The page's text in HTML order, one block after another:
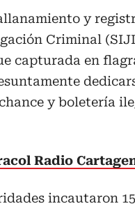
y
Criminal
capturada en
y boletería
Radio
incautaron